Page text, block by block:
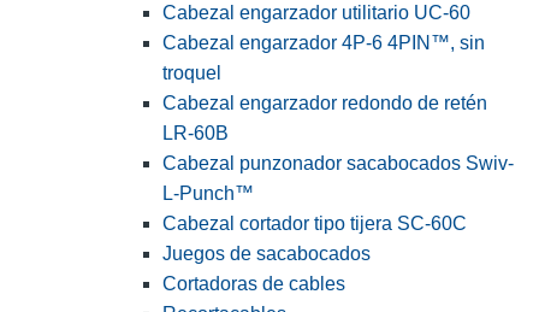
Cabezal engarzador utilitario UC-60
Cabezal engarzador 4P-6 4PIN™, sin
troquel
Cabezal engarzador redondo de retén
LR-60B
Cabezal punzonador sacabocados Swiv-
L-Punch™
Cabezal cortador tipo tijera SC-60C
Juegos de sacabocados
Cortadoras de cables